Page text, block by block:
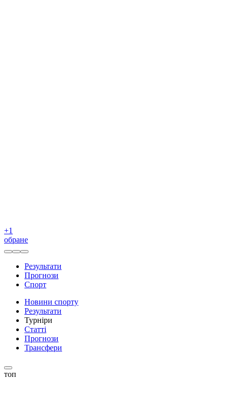
+1
обране
Результати
Прогнози
Спорт
Новини спорту
Результати
Турніри
Статті
Прогнози
Трансфери
топ